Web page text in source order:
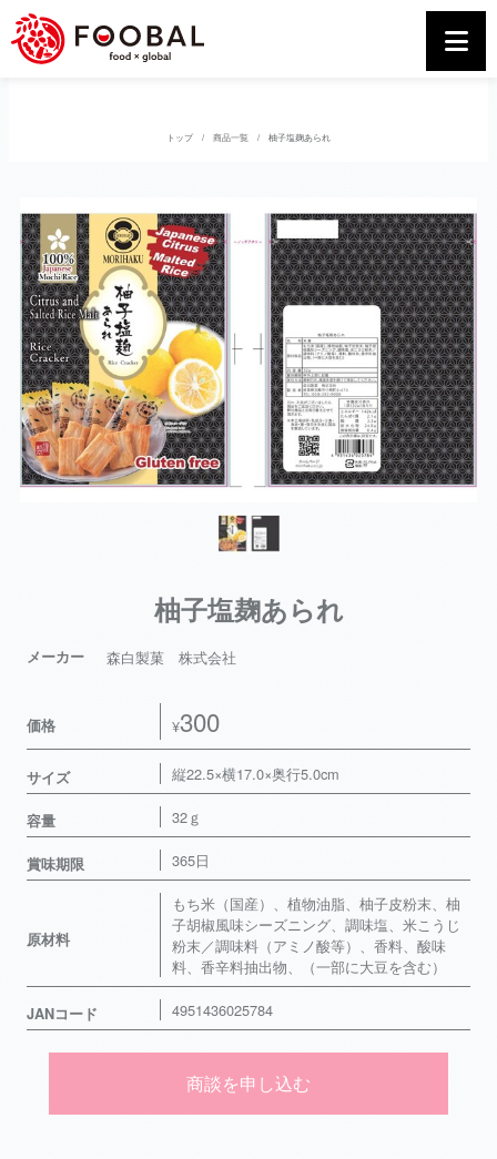
トップ 商品一覧 柚子塩麹あられ
柚子塩麹あられ
メーカー 森白製菓 株式会社
価格 ¥300
サイズ 縦22.5×横17.0×奥行5.0cm
容量 32ｇ
賞味期限 365日
原材料
もち米（国産）、植物油脂、柚子皮粉末、柚
子胡椒風味シーズニング、調味塩、米こうじ
粉末／調味料（アミノ酸等）、香料、酸味
料、香辛料抽出物、（一部に大豆を含む）
JANコード 4951436025784
商談を申し込む